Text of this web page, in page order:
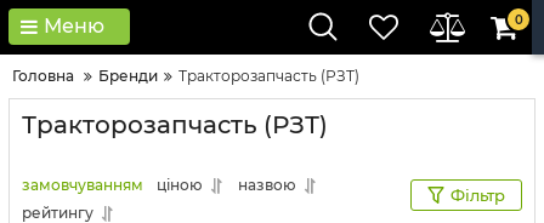
Меню 0
Головна Бренди Тракторозапчасть (РЗТ)
Тракторозапчасть (РЗТ)
замовчуванням ціною
назвою
рейтингу
Фільтр